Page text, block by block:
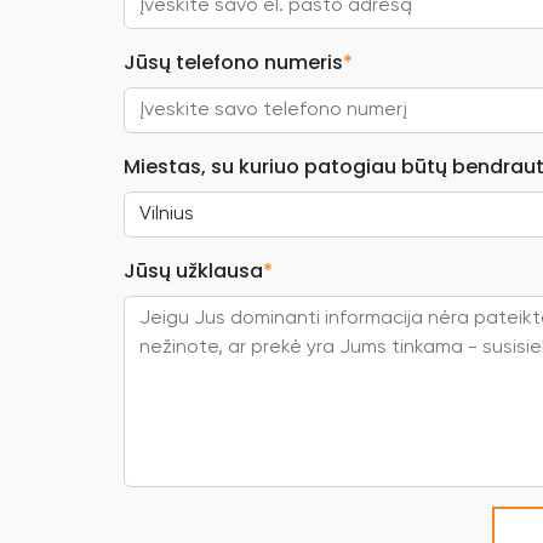
Jūsų telefono numeris*
Miestas, su kuriuo patogiau būtų
Jūsų užklausa*